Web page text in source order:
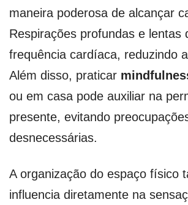
maneira poderosa de alcançar
Respirações profundas e lentas
frequência cardíaca, reduzindo
Além disso, praticar
ou em casa pode auxiliar na
presente, evitando
desnecessárias.
A organização do espaço físico
influencia diretamente na